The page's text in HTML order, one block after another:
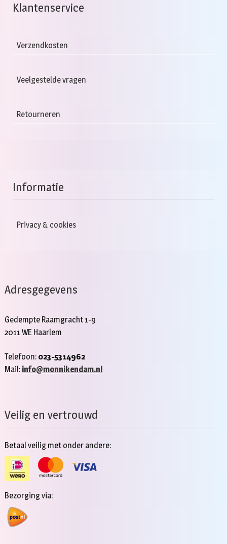
Klantenservice
Verzendkosten
Veelgestelde vragen
Retourneren
Informatie
Privacy & cookies
Adresgegevens
Gedempte Raamgracht 1-9
2011 WE Haarlem
Telefoon: 023-5314962
Mail: info@monnikendam.nl
Veilig en vertrouwd
Betaal veilig met onder andere:
Bezorging via: